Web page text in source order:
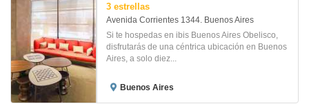
3 estrellas
Avenida Corrientes 1344. Buenos Aires
Si te hospedas en ibis Buenos Aires Obelisco,
disfrutarás de una céntrica ubicación en Buenos
Aires, a solo diez...
Buenos Aires